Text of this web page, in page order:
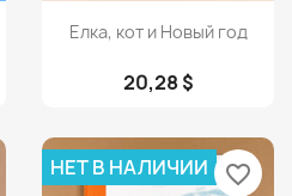
Просмотр
Елка, кот и Новый год
20,28 $
НЕТ В НАЛИЧИИ favorite_border